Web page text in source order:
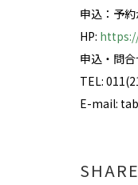
申込：予
HP:
申込・問
TEL:
E-mail: